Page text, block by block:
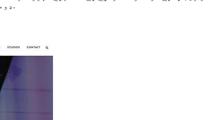
ترافیک د ضایع کېدو څخه مخنیوی وکړي. خپل .DELIVERY ډومین نوم په احتیاط سره غوره کړئ.